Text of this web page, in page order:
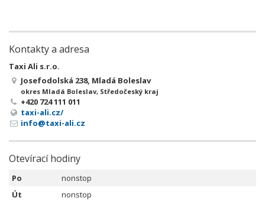
Kontakty a adresa
Taxi Ali s.r.o.
Josefodolská 238, Mladá Boleslav
okres Mladá Boleslav, Středočeský kraj
+420 724 111 011
taxi-ali.cz/
info@taxi-ali.cz
Otevírací hodiny
Po
nonstop
Út
nonstop